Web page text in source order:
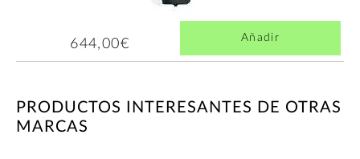
644,00€ Añadir
PRODUCTOS INTERESANTES DE OTRAS
MARCAS